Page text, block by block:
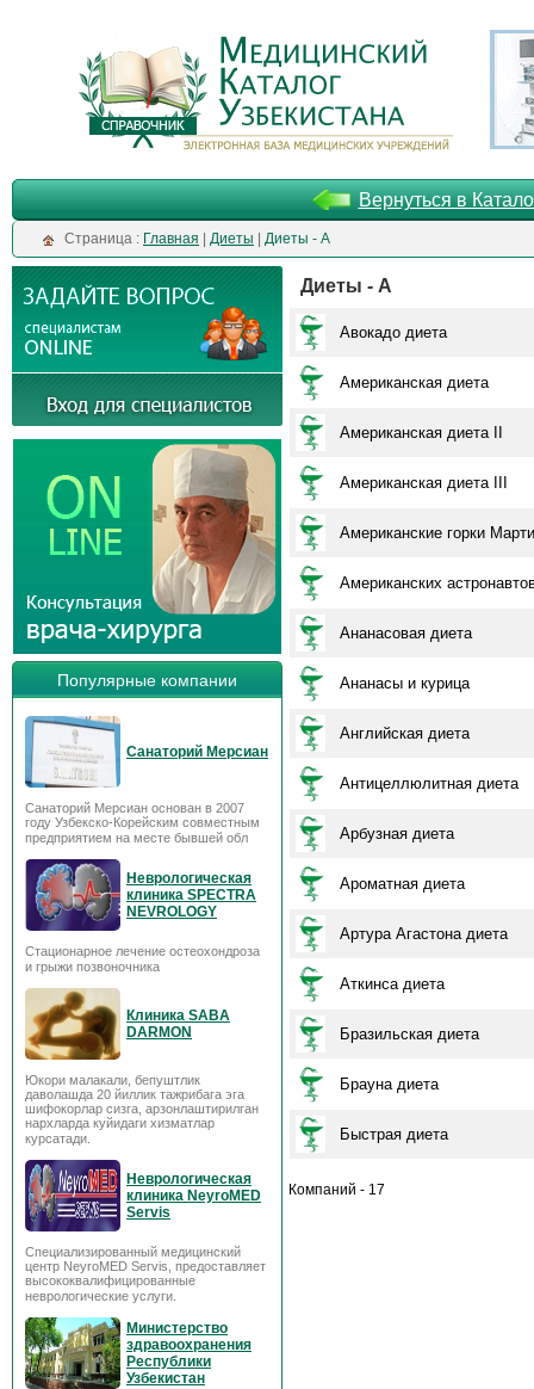
Вернуться в
Cтраница : Главная Диеты Диеты - А
Популярные компании
Санаторий Мерсиан
Санаторий Мерсиан основан в 2007
году Узбекско-Корейским совместным
предприятием на месте бывшей обл
Неврологическая
клиника SPECTRA
NEVROLOGY
Стационарное лечение остеохондроза
и грыжи позвоночника
Клиника SABA
DARMON
Юкори малакали, бепуштлик
даволашда 20 йиллик тажрибага эга
шифокорлар сизга, арзонлаштирилган
нархларда куйидаги хизматлар
курсатади.
Неврологическая
клиника NeyroMED
Servis
Специализированный медицинский
центр NeyroMED Servis, предоставляет
высококвалифицированные
неврологические услуги.
Министерство
здравоохранения
Республики
Узбекистан
Диеты - А
Авокадо диета
Американская диета
Американская диета II
Американская диета III
Американские горки
Американских
Ананасовая диета
Ананасы и курица
Английская диета
Антицеллюлитная диета
Арбузная диета
Ароматная диета
Артура Агастона диета
Аткинса диета
Бразильская диета
Брауна диета
Быстрая диета
Компаний - 17